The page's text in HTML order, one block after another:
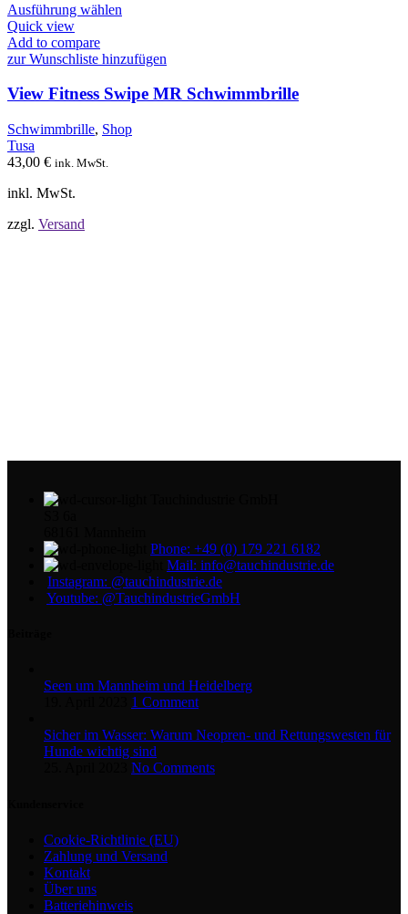
Ausführung wählen
mehrere
auf.
Die
Optionen
können
Quick view
Add to compare
zur Wunschliste hinzufügen
View Fitness Swipe MR Schwimmbrille
Schwimmbrille, Shop
Tusa
43,00 € ink. MwSt.
inkl. MwSt.
zzgl. Versand
Phone: +49 (0) 179 221 6182
Mail: info@tauchindustrie.de
Instagram: @tauchindustrie.de
Youtube: @TauchindustrieGmbH
Seen um Mannheim und Heidelberg
1 Comment
Sicher im Wasser: Warum Neopren- und Rettungswesten für
Hunde wichtig sind
No Comments
Cookie-Richtlinie (EU)
Zahlung und Versand
Kontakt
Über uns
Batteriehinweis